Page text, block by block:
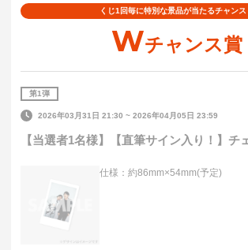
くじ1回毎に特別な景品が当たるチャンス
Wチャンス賞
第1弾
2026年03月31日 21:30 ~2026年04月05日 23:59
【当選者1名様】【直筆サイン入り！】チ
仕様：約86mm×54mm(予定)